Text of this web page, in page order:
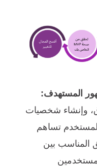
المستهدف:
وإنشاء شخصيات
تساهم
المناسب بين